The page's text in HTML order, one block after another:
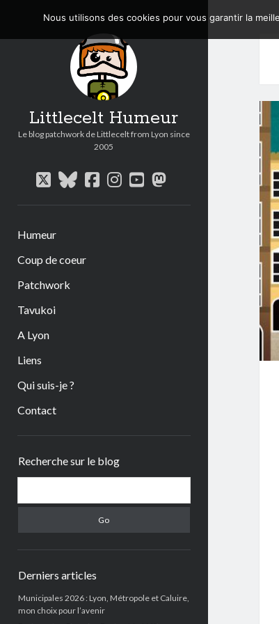
Littlecelt Humeur
Le blog patchwork de Littlecelt from Lyon since
2005
twitterbluesky
facebook
instagram
youtube
mastodon
Humeur
Coup de coeur
Patchwork
Tavukoi
A Lyon
Liens
Qui suis-je ?
Contact
Recherche sur le blog
Derniers articles
Municipales 2026 : Lyon, Métropole et Caluire,
mon choix pour l’avenir
Nous utilisons des cookies pour vous garantir la